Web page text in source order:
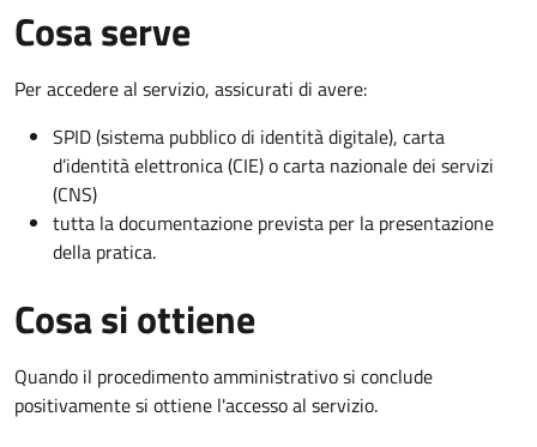
Cosa serve
Per accedere al servizio, assicurati di avere:
SPID (sistema pubblico di identità digitale), carta
d’identità elettronica (CIE) o carta nazionale dei servizi
(CNS)
tutta la documentazione prevista per la presentazione
della pratica.
Cosa si ottiene
Quando il procedimento amministrativo si conclude
positivamente si ottiene l'accesso al servizio.